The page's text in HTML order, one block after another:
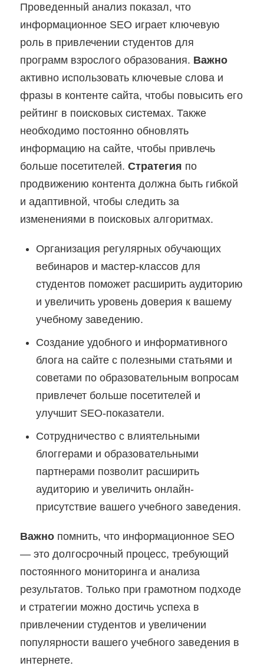
Проведенный анализ показал, что
информационное SEO играет ключевую
роль в привлечении студентов для
программ взрослого образования. Важно
активно использовать ключевые слова и
фразы в контенте сайта, чтобы повысить его
рейтинг в поисковых системах. Также
необходимо постоянно обновлять
информацию на сайте, чтобы привлечь
больше посетителей. Стратегия по
продвижению контента должна быть гибкой
и адаптивной, чтобы следить за
изменениями в поисковых алгоритмах.
Организация регулярных обучающих
вебинаров и мастер-классов для
студентов поможет расширить аудиторию
и увеличить уровень доверия к вашему
учебному заведению.
Создание удобного и информативного
блога на сайте с полезными статьями и
советами по образовательным вопросам
привлечет больше посетителей и
улучшит SEO-показатели.
Сотрудничество с влиятельными
блоггерами и образовательными
партнерами позволит расширить
аудиторию и увеличить онлайн-
присутствие вашего учебного заведения.
Важнопомнить, что информационное SEO
— это долгосрочный процесс, требующий
постоянного мониторинга и анализа
результатов. Только при грамотном подходе
и стратегии можно достичь успеха в
привлечении студентов и увеличении
популярности вашего учебного заведения в
интернете.